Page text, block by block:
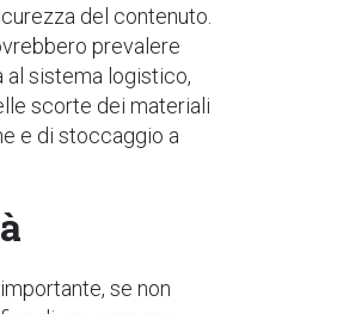
del contenuto.
prevalere
al sistema logistico,
scorte dei materiali
e di stoccaggio a
se non